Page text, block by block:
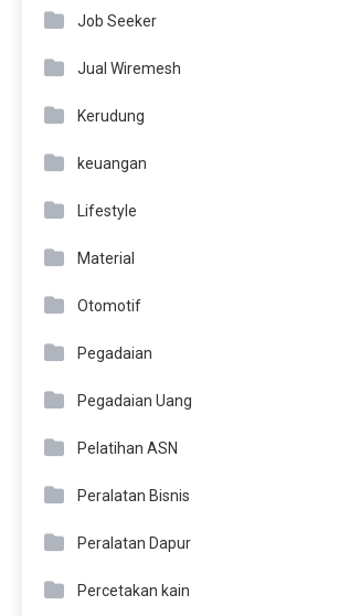
Job Seeker
Jual Wiremesh
Kerudung
keuangan
Lifestyle
Material
Otomotif
Pegadaian
Pegadaian Uang
Pelatihan ASN
Peralatan Bisnis
Peralatan Dapur
Percetakan kain